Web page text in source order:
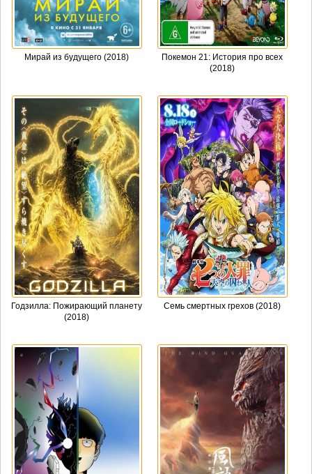
Мирай из будущего (2018)
Покемон 21: История про всех
(2018)
Годзилла: Пожирающий планету
(2018)
Семь смертных грехов (2018)